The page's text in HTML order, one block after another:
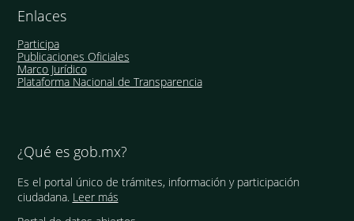
Enlaces
Participa
Publicaciones Oficiales
Marco Jurídico
Plataforma Nacional de Transparencia
¿Qué es gob.mx?
Es el portal único de trámites, información y participación
ciudadana. Leer más